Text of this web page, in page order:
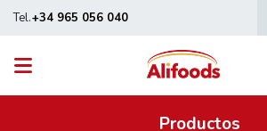
Tel.+34 965 056 040
Productos